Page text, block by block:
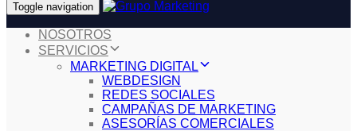
Toggle navigation
NOSOTROS
SERVICIOS
MARKETING DIGITAL
WEBDESIGN
REDES SOCIALES
CAMPAÑAS DE MARKETING
ASESORÍAS COMERCIALES